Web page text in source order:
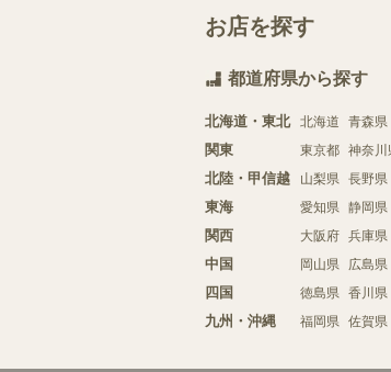
お店を探す
都道府県から探す
北海道・東北 北海道 青森県
関東 東京都 神奈川
北陸・甲信越 山梨県 長野県
東海 愛知県 静岡県
関西 大阪府 兵庫県
中国 岡山県 広島県
四国 徳島県 香川県
九州・沖縄 福岡県 佐賀県